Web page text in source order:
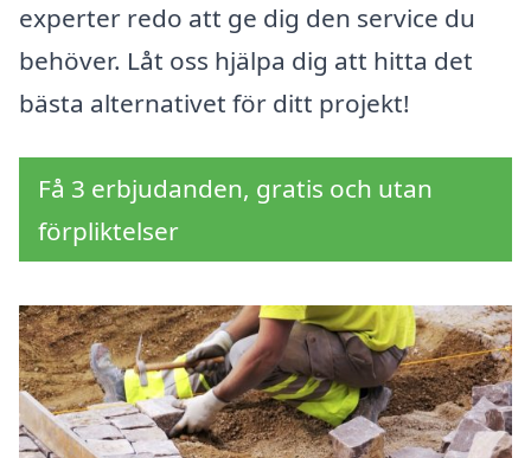
experter redo att ge dig den service du
behöver. Låt oss hjälpa dig att hitta det
bästa alternativet för ditt projekt!
Få 3 erbjudanden, gratis och utan
förpliktelser